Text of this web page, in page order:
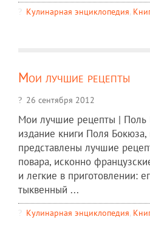
Кулинарная энциклопедия,
Мои лучшие рецепты
26 сентября 2012
Мои лучшие рецепты | Поль
издание книги Поля Бокюза,
представлены лучшие
повара, исконно
и легкие в приготовлении:
тыквенный ...
Кулинарная энциклопедия,